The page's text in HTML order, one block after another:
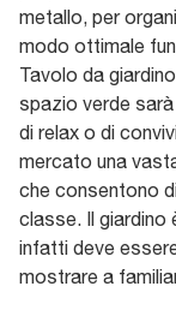
metallo, per
modo ottimale
Tavolo da
spazio verde
di relax o di
mercato una
che consentono
classe. Il giardino
infatti deve
mostrare a